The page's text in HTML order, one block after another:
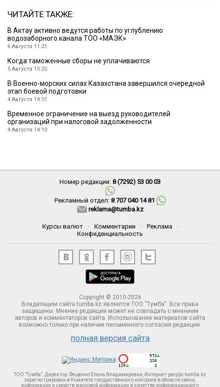
ЧИТАЙТЕ ТАКЖЕ:
В Актау активно ведутся работы по углублению
водозаборного канала ТОО «МАЭК»
6 Августа 11:21
Когда таможенные сборы не уплачиваются
5 Августа 15:25
В Военно-морских силах Казахстана завершился очередной
этап боевой подготовки
4 Августа 14:51
Временное ограничение на выезд руководителей
организаций при налоговой задолженности
4 Августа 14:10
Номер редакции: 8 (7292) 53 00 03
Рекламный отдел: 8 707 040 14 81
reklama@tumba.kz
Курсы валют · Комментарии · Реклама
·
Конфиденциальность
Copyright © 2010-2026
Владельцем сайта tumba.kz является ТОО "Тумба". Все права
защищены. Мнение редакции может не совпадать с мнением
авторов и комментаторов сайта. Использование материалов сайта
возможно только при наличии письменного согласия редакции.
полная версия сайта
ТОО "Тумба". Директор: Фещенко Елена Владимировна, Интернет-ресурс tumba.kz
зарегистрирован в Комитете госудаственного контроля в области связи,
информации и средств массовой информации в качестве информационного